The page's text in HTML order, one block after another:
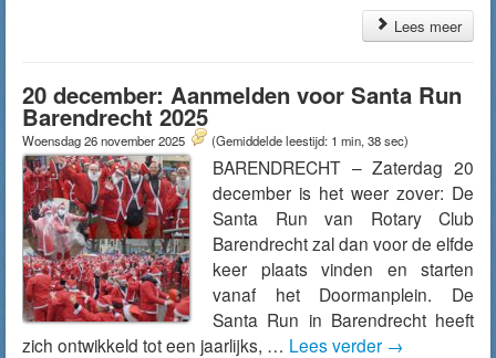
Lees meer
20 december: Aanmelden voor Santa Run
Barendrecht 2025
Woensdag 26 november 2025 (Gemiddelde leestijd: 1 min, 38 sec)
BARENDRECHT – Zaterdag 20
december is het weer zover: De
Santa Run van Rotary Club
Barendrecht zal dan voor de elfde
keer plaats vinden en starten
vanaf het Doormanplein. De
Santa Run in Barendrecht heeft
zich ontwikkeld tot een jaarlijks, … Lees verder →